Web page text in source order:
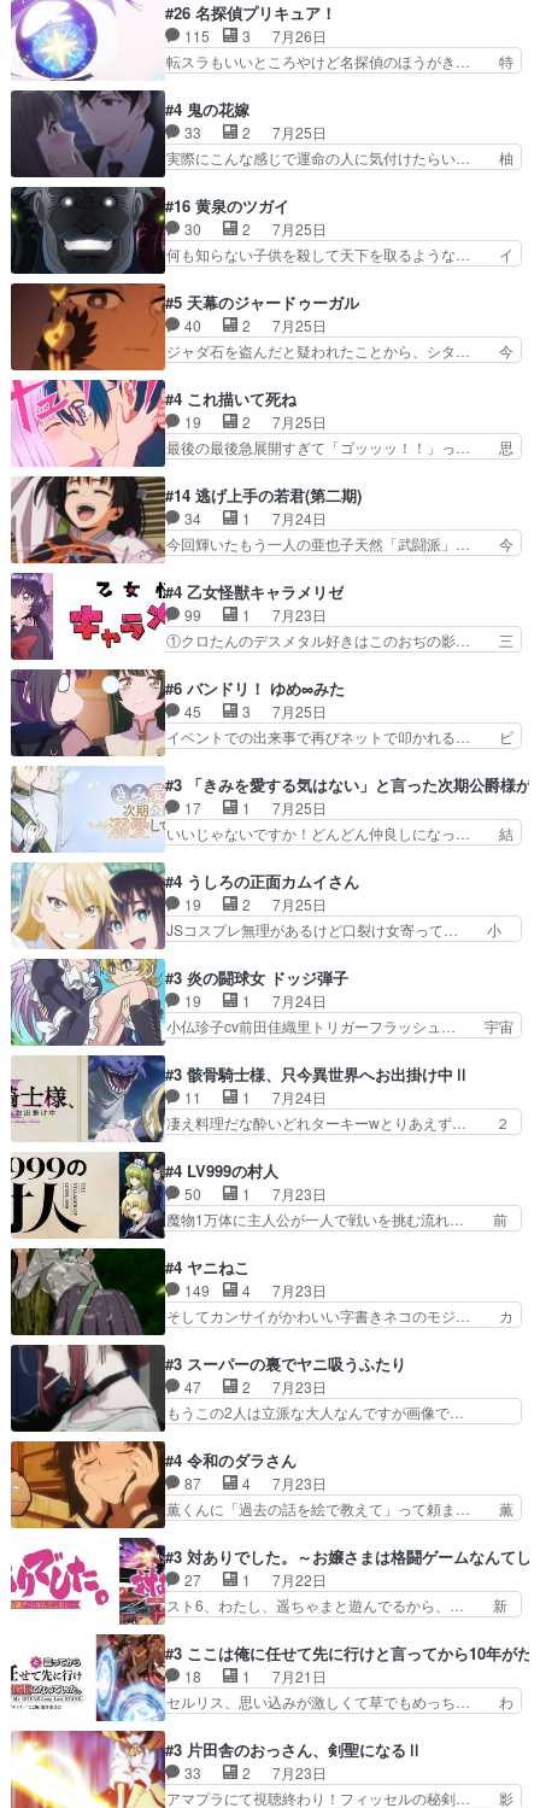
目的を忘れてますますヤング… でも央太と親しく
するのは嫌。世話を拒んで… ゴメス（カエル）外
で散歩させてたのか(*…
や、これ素晴らしいコメディアニメだな。… 水着
回なのにビキニじゃない！これは時代背… 今回は
推しの吾野伊万里ちゃん担当回。これ… 伊万里さ
んの手品回であり水着回ね。瑞佳ち… 売り上げが
タ教育のせいで瑞佳がヒモカス… 伊万里ちゃんの
人前での苦手意識を抱えなが… 第４話をｄアニメ
ストアで視聴しました。視…
#26 名探偵プリキュア！
115 3
7月26日
転スラもいいところやけど名探偵のほうがき… 特
なはプリキュア仲間には自分が未来から… の活
躍、敵を圧倒ってのはおおよその流れだ… キュア
エクレール初変身＆初戦闘。プリキュ… キュアエ
クレールは強いが力を制御できない… キュアエク
ッコロで始まってちょっ… バカおもろいやん
www実質まどマギやんけ… しかも実質的にエク
レールが倒したビルであ…
#4 鬼の花嫁
33 2
7月25日
実際にこんな感じで運命の人に気付けたらい… 柚
の花嫁は一見すると甘い夢、理想の天国… 玲夜さ
んのご両親の登場ですこの世に数多い… 玲夜のお
父さんが石田彰だったことに驚きを… 主人公自分
の立場わかって無さすぎやしまた… ヨミツガと
子にも優しいし可愛いしこの… ユキノさんから玲
夜の父親の話で、そのイメ… あやかしの頂点に立
つ鬼龍院家の現当主が息…
#16 黄泉のツガイ
30 2
7月25日
何も知らない子供を殺して天下を取るような… イ
いバトル回の最後に、予想外の引きシン… これっ
て作者が描きたいのは"ユルの物語"… デラさんの
秘密がちょっとわかった回、正直… 左さんと刀持
ちさんが対決♪あとどこぞのじ… 何処も彼処も言
く動いていてずっと胸が熱… 同時視聴｜
DaemonsRealm｜リア… これまで騙していた東
村を捨てて新郷家に来…
#5 天幕のジャードゥーガル
40 2
7月25日
ジャダ石を盗んだと疑われたことから、シタ… 今
ぶややこしいことになってたオープニン… テンポ
も良いし毎話良いところで引くから全… 盟友ドレ
ゲネ后との出会い。次週のドレゲネ… さて、登場
人物多いけどついていけるのか私… 今回は遂にド
んがめっちゃ可愛かったなド… まさかの展開にめ
ちゃくちゃテンション上が… チャガタイの所へ密
偵に行ったはずがドレゲ…
#4 これ描いて死ね
19 2
7月25日
最後の最後急展開すぎて「ゴッッッ！！」っ… 思
は泣かなかった！漫画描きのハウツー回… この作
品はこういうのをズバッとキメるの上… 藤子不二
雄に親しんだ人にはとてもフィット… 赤福のヌル
ヌルした動きとかネームを褒めら… 漫研が気にな
から新たな仲間まで。本作品… 今回エンディング
テーマが流れるのが早い（… この作品の世界に
も、一応デジタルという概…
#14 逃げ上手の若君(第二期)
34 1
7月24日
今回輝いたもう一人の亜也子天然「武闘派」… 今
逃れすら逃げ上手亜也子のアシストに支… そう
か、亜也子もまだ9歳なのか‥ときゆき… 「亜也
子のドキドキ・大作戦！・長寿丸を一… 目玉と耳
を相手に言葉で繰り広げる戰もノラ… 時代設定ど
からのいらすとやは草だった。… 今回は亜也子回
でしたね頼もしさと乙女らし… 貞宗、キモいギョ
ロ目としか思ってなかった…
#4 乙女怪獣キャラメリゼ
99 1
7月23日
①クロたんのデスメタル好きはこのおぢの影… 三
か好きになれんキャラだなぁ作品もイン… 相変わ
らず生物学者には見えないわね響野君… 正体を知
らないのにどちりも肯定してくれた… 黒絵がハル
ゴンになっても、南を助けて大事… OPにデスボ
心を許す、母の友達である光… 黒絵の可愛さレベ
ルが止まらない。南くんと… 黒絵の母とのやり取
りでエヴァの加持さん思…
#6 バンドリ！ ゆめ∞みた
45 3
7月25日
イベントでの出来事で再びネットで叩かれる… ビ
ラがまじで何がしたいかわからん！先生… 陰キャ
の間合いにスルっと入ってきて相手の… ビオラが
都子さんを籠絡しに来ててやばいぞ… マネージャ
ー現実版初登場！バレーボールに… 藻掻きながら
で相手の緊張を解く相手の共… たまったアニメ
50本だってｗ今日も帰った… マネージャー実在
した大逆風のハズなのに全…
#3 「きみを愛する気はない」と言った次期公爵様が
17 1
7月25日
いいじゃないですか！どんどん仲良しになっ… 結
の恋愛系で1番これが好き。愛する気は… 今晩
は、2130頃からシンデレラガールズ… 公爵の妻
なのに着てる洋服がシンプル。テー… まあ、これ
は見なくていいな。むしろ判断が… 自分でも気づ
ぜかヒロイン化していますデ… 【今夜のアニメA
は…】前向き没落令嬢×こ… 「ぼやっとしてたら
菜園の領地の外まで開墾…
#4 うしろの正面カムイさん
19 2
7月25日
JSコスプレ無理があるけど口裂け女寄って… 小
カちゃんがヤバすぎてボキキしそう(ぇ… 口裂け
女って人を襲うって知らなかった…ポ… そのスタ
イルで小学生ファッションは口裂け… 相変わら
ず、尺の都合なのか原作漫画の細か… 除霊士カム
昭和キッズを恐怖のどん底へ突… 現代で有名な口
裂け女登場！お市ちゃん、ポ… ろくろ首の除霊シ
ーン「悪霊退散」のパチン…
#3 炎の闘球女 ドッジ弾子
19 1
7月24日
小仏珍子cv前田佳織里トリガーフラッシュ… 宇宙
いたぶってるのか！？Cパートで懐か… 普通にド
ッジが激アツ。いや羽仁衣が初めて… 優谷優の声
優に「ちんこ」って言わせてて興… 珍子ちゃ
ん………！！！！？！先週に引き続… これは意図
限ったことでなく、最近のアニ… 東山朱莉
（AkariHIGASHIYAM… こんなに可憐で可愛い泣
き虫メイドが僅か3…
#3 骸骨騎士様、只今異世界へお出掛け中Ⅱ
11 1
7月24日
凄え料理だな酔いどれターキーwとりあえず… ２
いの良いお兄ちゃん！！現場も楽しかっ… 第３話
をｄアニメストアで視聴しました。視… ローデン
王国ホーバン領を訪れたアーク一行… 1期に引き
続き２期にも出演させていただけ… 1期の頃から
題解決特筆する事は無いが、… 今週もありがとう
ございます耳がヒクヒクな… 時計台に登ってるの
見ると挟まれないか心配…
#4 LV999の村人
50 1
7月23日
魔物1万体に主人公が一人で戦いを挑む流れ… 前
を魔物と人間に殺された鏡の生い立ち。… 勇者た
ちを信じてアリスを預ける、鏡を信じ… 勇者パー
ティが仲間になった！？会話が通じ… 鏡の過去、
辛すぎて胸が苦しくなりました…… 最初、勇者パ
コちゃんの性別が間違えられ… 鏡の両親がモンス
ターと人間にそれぞれ命を… 胸が苦しくなるほど
鏡くんの過去がとても残…
#4 ヤニねこ
149 4
7月23日
そしてカンサイがかわいい字書きネコのモジ… カ
は『ちんこ』によってリミッターが外れ… 今回は
汚い要素あまりなく普通にギャグアニ… あとアイ
キャッチが釈迦だったの本当に最高… まー、今回
もコンプライアンス違反にどこま… 達郎のオチに
ニメが好きでも大丈夫だよ」… あんな事こんな事
いっぱいさせられちゃうこ… 妹ネコちゃんのバー
ガーにタバコ入ってるの…
#3 スーパーの裏でヤニ吸うふたり
47 2
7月23日
もうこの2人は立派な大人なんですが画像で…
こ叡智でセクシー！ミストふっかけて嗅ぎ… あい
かわらず山田さんと田山さんが同一人物… 今さら
だけどずとまよのOP合ってるね。首… 佐々木と
田山さんにロマンスの香りが漂って… 佐々木さん
「ただのヤニ仲間」から「ちゃ… 田山から消臭ミ
ストを戴いてお礼返しをして… からかったつもり
なのに、思いもよらない佐…
#4 令和のダラさん
87 4
7月23日
薫くんに「過去の話を絵で教えて」って頼ま… 薫
シリアス展開になるかと思ったら全然そ… 薫が通
うは応神町立応神北小学校一方、日向… 思ったの
と違う刺客出てきたwwただ関西弁… とエピソー
ドの進みにおどろくけど、気持ち… ①作文の定番
れしてきた。ミステリアスな… 弟くんから昔の話
を絵に描いて！と言われた… 神をも恐れぬ姉弟と
ダラさんのコメディかと…
#3 対ありでした。～お嬢さまは格闘ゲームなんてし
27 1
7月22日
スト6、わたし、遥ちゃまと遊んでるから、… 新
ぁ、こんな都合よく格ゲー女子が集まるか… 規律
違反は許さない人かと負けず嫌いの可愛… 何かに
一生懸命になっている女の子はかわい… 先の一件
で綾と美緒は親しくなる。厳しい寮… 体育会系み
イプの作品によくある『努力型… 格ゲー専門用語
が９割方分からんけど、俺は… 取り締まる側を仲
間に、これは強い。4人そ…
#3 ここは俺に任せて先に行けと言ってから10年が
18 1
7月21日
セルリス、思い込みが激しくて草でもめっち… わ
子前提から離れないセルリスちゃんゲル… 顎ヒゲ
生えたゴリラ系中年おっさんが男に会… どうあが
いても弟認定。ニワトリファイター… ここは俺に
#3 片田舎のおっさん、剣聖になるⅡ
33 2
7月23日
アマプラにて視聴終わり！フィッセルの秘剣… 影